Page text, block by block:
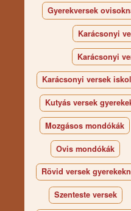
Gyerekversek
Karácsonyi
Karácsonyi
Karácsonyi versek
Kutyás versek
Mozgásos mondókák
Ovis mondókák
Rövid versek
Szenteste versek